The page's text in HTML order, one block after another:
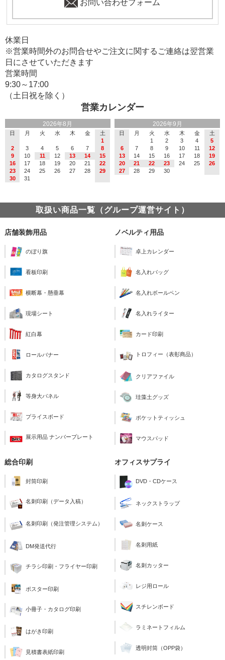
お問い合わせフォーム
営業カレンダー
2026年8月
日 月 火 水 木 金
土
1
2
3 4 5 6 7
8
9
10 11 12 13 14
15
16
17 18 19 20 21
22
23
24 25 26 27 28
29
30
31
2026年9月
日 月 火 水 木 金
土
1
2 3 4
5
6
7 8 9 10 11
12
13
14 15 16 17 18
19
20
21 22 23 24 25
26
27
28 29 30
休業日
※営業時間外のお問合せやご注文に関するご連絡は翌営業
日にさせていただきます
営業時間
9:30～17:00
（土日祝を除く）
取扱い商品一覧（グループ運営サイト）
店舗装飾用品
のぼり旗
看板印刷
横断幕・懸垂幕
現場シート
紅白幕
ロールバナー
カタログスタンド
等身大パネル
プライスボード
展示用品 ナンバープレート
ノベルティ用品
卓上カレンダー
名入れバッグ
名入れボールペン
名入れライター
カード印刷
トロフィー（表彰商品）
クリアファイル
珪藻土グッズ
ポケットティッシュ
マウスパッド
総合印刷
封筒印刷
名刺印刷（データ入稿）
名刺印刷（発注管理システム）
DM発送代行
チラシ印刷・フライヤー印刷
ポスター印刷
小冊子・カタログ印刷
はがき印刷
見積書表紙印刷
オフィスサプライ
DVD・CDケース
ネックストラップ
名刺ケース
名刺用紙
名刺カッター
レジ用ロール
スチレンボード
ラミネートフィルム
透明封筒（OPP袋）